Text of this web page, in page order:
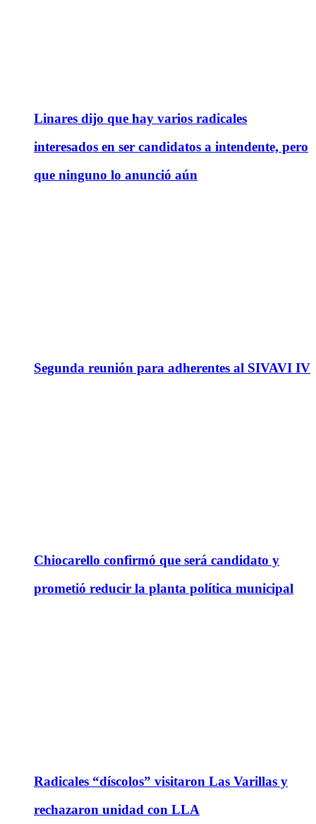
Linares dijo que hay varios radicales
interesados en ser candidatos a intendente, pero
que ninguno lo anunció aún
Segunda reunión para adherentes al SIVAVI IV
Chiocarello confirmó que será candidato y
prometió reducir la planta política municipal
Radicales “díscolos” visitaron Las Varillas y
rechazaron unidad con LLA